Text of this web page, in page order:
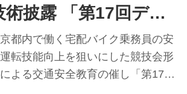
術披露 「第17回デリ
リー業安全運転競技
」 団体部門優勝はピ
ーラチーム
都内で働く宅配バイク乗務員の安
転技能向上を狙いにした競技会形
よる交通安全教育の催し「第17回